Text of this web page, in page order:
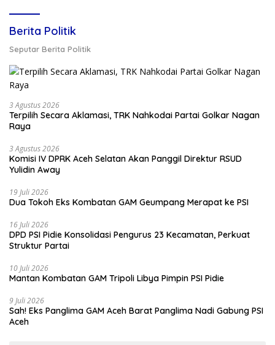
Berita Politik
Seputar Berita Politik
3 Agustus 2026
Terpilih Secara Aklamasi, TRK Nahkodai Partai Golkar Nagan
Raya
3 Agustus 2026
Komisi IV DPRK Aceh Selatan Akan Panggil Direktur RSUD
Yulidin Away
19 Juli 2026
Dua Tokoh Eks Kombatan GAM Geumpang Merapat ke PSI
16 Juli 2026
DPD PSI Pidie Konsolidasi Pengurus 23 Kecamatan, Perkuat
Struktur Partai
10 Juli 2026
Mantan Kombatan GAM Tripoli Libya Pimpin PSI Pidie
9 Juli 2026
Sah! Eks Panglima GAM Aceh Barat Panglima Nadi Gabung PSI
Aceh